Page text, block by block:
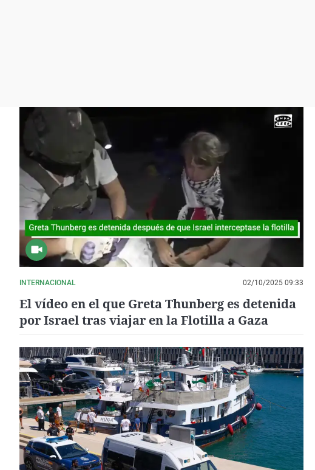
INTERNACIONAL 02/10/2025 09:33
El vídeo en el que Greta Thunberg es detenida
por Israel tras viajar en la Flotilla a Gaza